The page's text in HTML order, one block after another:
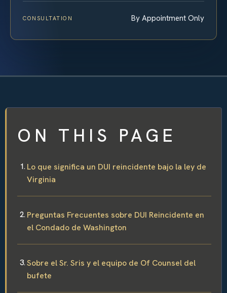
CONSULTATION By Appointment Only
ON THIS PAGE
Lo que significa un DUI reincidente bajo la ley de
Virginia
Preguntas Frecuentes sobre DUI Reincidente en
el Condado de Washington
Sobre el Sr. Sris y el equipo de Of Counsel del
bufete